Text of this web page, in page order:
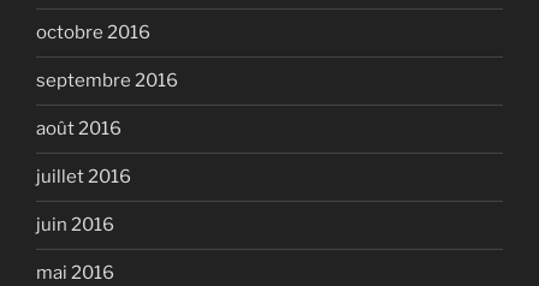
octobre 2016
septembre 2016
août 2016
juillet 2016
juin 2016
mai 2016